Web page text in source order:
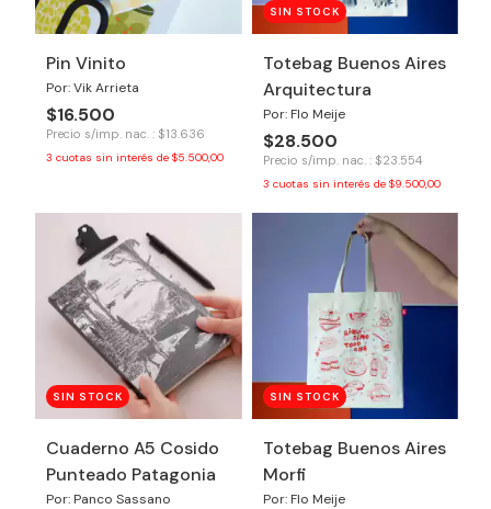
Pin Vinito
Por: Vik Arrieta
$16.500
Precio s/imp. nac. : $13.636
3 cuotas sin interés de $5.500,00
SIN STOCK
Totebag Buenos Aires
Arquitectura
Por: Flo Meije
$28.500
Precio s/imp. nac. : $23.554
3 cuotas sin interés de $9.500,00
SIN STOCK
Cuaderno A5 Cosido
Punteado Patagonia
Por: Panco Sassano
SIN STOCK
Totebag Buenos Aires
Morfi
Por: Flo Meije